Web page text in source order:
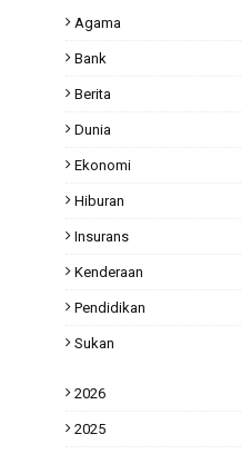
Agama
Bank
Berita
Dunia
Ekonomi
Hiburan
Insurans
Kenderaan
Pendidikan
Sukan
2026
2025